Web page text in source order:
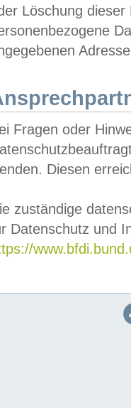
Löschung
Fragen oder
Diesen
zuständige
Datenschutz und